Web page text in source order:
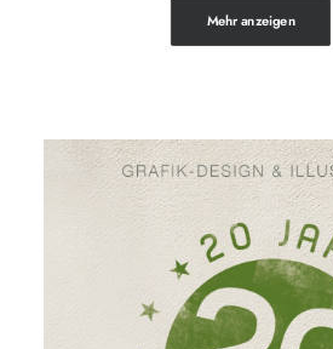
Mehr anzeigen